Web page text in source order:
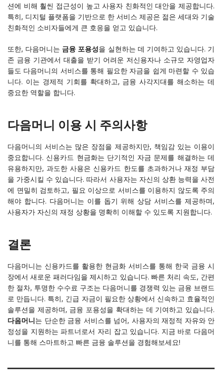
션에 비해 훨씬 접근성이 높고 사용자 친화적인 대안을 제공합니다.
특히, 디지털 플랫폼을 기반으로 한 서비스 제공은 젊은 세대와 기술
친화적인 소비자들에게 큰 호응을 얻고 있습니다.
또한, 다음머니는 금융 포용성을 실현하는 데 기여하고 있습니다. 기
존 금융 기관에서 대출을 받기 어려운 저신용자나 소규모 자영업자
들도 다음머니의 서비스를 통해 필요한 자금을 쉽게 마련할 수 있습
니다. 이는 경제적 기회를 확대하고, 금융 사각지대를 해소하는 데
중요한 역할을 합니다.
다음머니 이용 시 주의사항
다음머니의 서비스는 많은 장점을 제공하지만, 책임감 있는 이용이
중요합니다. 신용카드 현금화는 단기적인 자금 문제를 해결하는 데
유용하지만, 과도한 사용은 신용카드 한도를 초과하거나 재정 부담
을 가중시킬 수 있습니다. 따라서 사용자는 자신의 상환 능력을 사전
에 면밀히 검토하고, 필요 이상으로 서비스를 이용하지 않도록 주의
해야 합니다. 다음머니는 이를 돕기 위해 상담 서비스를 제공하며,
사용자가 자신의 재정 상황을 명확히 이해할 수 있도록 지원합니다.
결론
다음머니는 신용카드를 활용한 현금화 서비스를 통해 한국 금융 시
장에서 새로운 패러다임을 제시하고 있습니다. 빠른 처리 속도, 간편
한 절차, 투명한 수수료 구조는 다음머니를 경쟁력 있는 금융 브랜드
로 만듭니다. 특히, 긴급 자금이 필요한 상황에서 신속하고 효율적인
솔루션을 제공하며, 금융 포용성을 확대하는 데 기여하고 있습니다.
다음머니는 단순한 금융 서비스를 넘어, 사용자의 재정적 자유와 안
정성을 지원하는 파트너로서 자리 잡고 있습니다. 지금 바로 다음머
니를 통해 스마트하고 빠른 금융 솔루션을 경험해보세요!